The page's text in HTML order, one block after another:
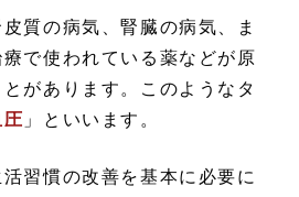
質の病気、腎臓の病気、ま
で使われている薬などが原
があります。このようなタ
」といいます。
習慣の改善を基本に必要に